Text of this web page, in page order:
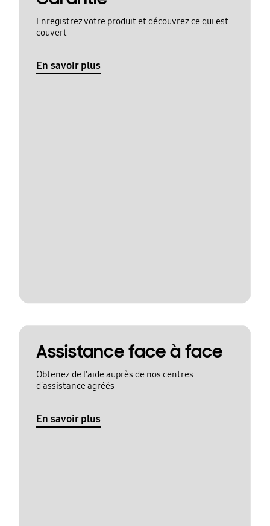
Enregistrez votre produit et découvrez ce qui est
couvert
En savoir plus
Assistance face à face
Obtenez de l'aide auprès de nos centres
d'assistance agréés
En savoir plus